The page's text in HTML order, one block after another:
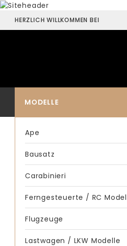
HERZLICH WILLKOMMEN BEI
MODELLE
Ape
Bausatz
Carabinieri
Ferngesteuerte / RC
Flugzeuge
Lastwagen / LKW Modelle